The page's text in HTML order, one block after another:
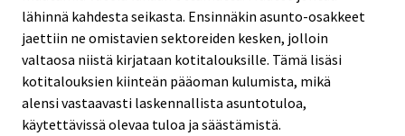
lähinnä kahdesta seikasta. Ensinnäkin asunto-osakkeet
jaettiin ne omistavien sektoreiden kesken, jolloin
valtaosa niistä kirjataan kotitalouksille. Tämä lisäsi
kotitalouksien kiinteän pääoman kulumista, mikä
alensi vastaavasti laskennallista asuntotuloa,
käytettävissä olevaa tuloa ja säästämistä.